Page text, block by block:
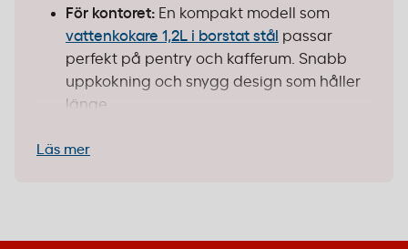
För kontoret: En kompakt modell som
vattenkokare 1,2L i borstat stål passar
perfekt på pentry och kafferum. Snabb
uppkokning och snygg design som håller
länge.
kapacitet på 1,7 liter räcker gott till flera
miljöer.
Läs mer